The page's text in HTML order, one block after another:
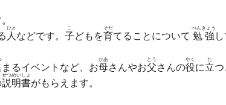
人
ひと
などです。 子
こ
どもを育
そだ
てることについて 勉強
べんきょう
まるイベントなど、お母
かあ
さんやお父
とう
さんの役
やく
に立
た
つ
説明書
せつめいしょ
がもらえます。